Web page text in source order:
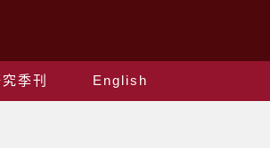
季刊 English